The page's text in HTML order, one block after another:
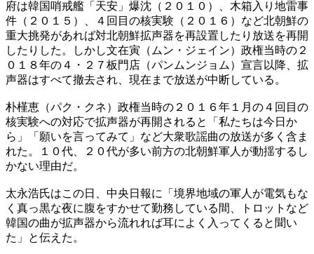
府は韓国哨戒艦「天安」爆沈（２０１０）、木箱入り地雷事
件（２０１５）、４回目の核実験（２０１６）など北朝鮮の
重大挑発があれば対北朝鮮拡声器を再設置したり放送を再開
したりした。しかし文在寅（ムン・ジェイン）政権当時の２
０１８年の４・２７板門店（パンムンジョム）宣言以降、拡
声器はすべて撤去され、現在まで放送が中断している。
朴槿恵（パク・クネ）政権当時の２０１６年１月の４回目の
核実験への対応で拡声器が再開されると「私たちは今日か
ら」「願いを言ってみて」など大衆歌謡曲の放送が多く含ま
れた。１０代、２０代が多い前方の北朝鮮軍人が動揺するし
かない理由だ。
太永浩氏はこの日、中央日報に「境界地域の軍人が電気もな
く真っ黒な夜に腹をすかせて勤務している間、トロットなど
韓国の曲が拡声器から流れれば耳によく入ってくると聞い
た」と伝えた。